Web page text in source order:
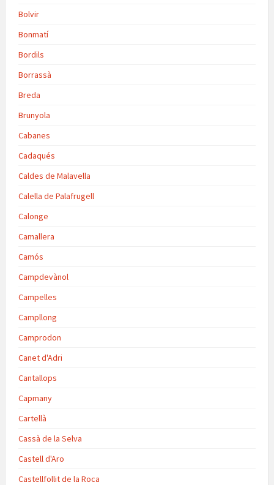
Bolvir
Bonmatí
Bordils
Borrassà
Breda
Brunyola
Cabanes
Cadaqués
Caldes de Malavella
Calella de Palafrugell
Calonge
Camallera
Camós
Campdevànol
Campelles
Campllong
Camprodon
Canet d'Adri
Cantallops
Capmany
Cartellà
Cassà de la Selva
Castell d'Aro
Castellfollit de la Roca